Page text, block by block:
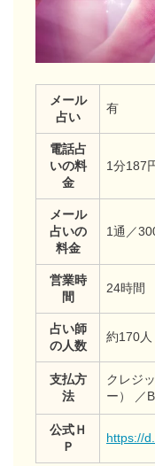
メール
占い
有
電話占
いの料
金
1分187
メール
占いの
料金
1通／
営業時
間
24時間
占い師
の人数
約170人
支払方
法
クレジ
ー） ／
公式Ｈ
Ｐ
https://